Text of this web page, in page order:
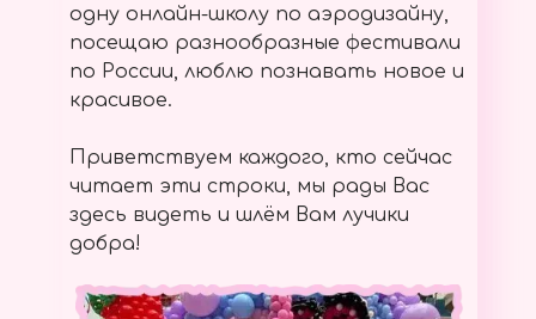
одну онлайн-школу по аэродизайну,
посещаю разнообразные фестивали
по России, люблю познавать новое и
красивое.
Приветствуем каждого, кто сейчас
читает эти строки, мы рады Вас
здесь видеть и шлём Вам лучики
добра!